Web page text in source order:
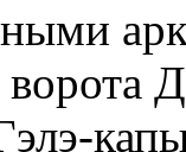
ворота